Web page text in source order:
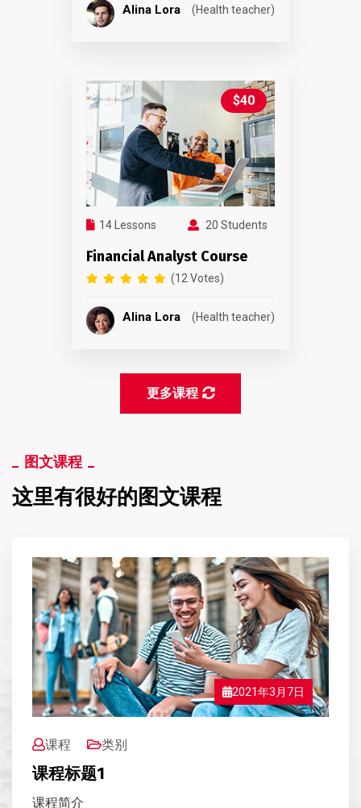
Alina Lora (Health teacher)
$40
14 Lessons 20 Students
Financial Analyst Course
(12 Votes)
Alina Lora (Health teacher)
更多课程
图文课程
这里有很好的图文课程
2021年3月7日
课程 类别
课程标题1
课程简介